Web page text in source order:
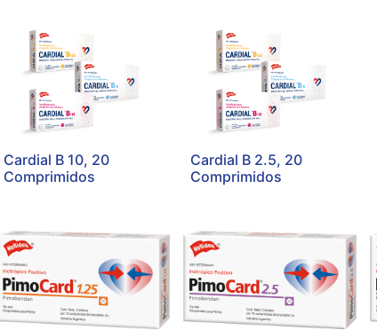
Cardial B 10, 20
Comprimidos
Cardial B 2.5, 20
Comprimidos